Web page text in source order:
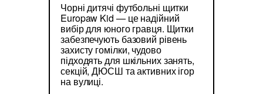
Чорні дитячі футбольні щитки
Europaw Kid — це надійний
вибір для юного гравця. Щитки
забезпечують базовий рівень
захисту гомілки, чудово
підходять для шкільних занять,
секцій, ДЮСШ та активних ігор
на вулиці.